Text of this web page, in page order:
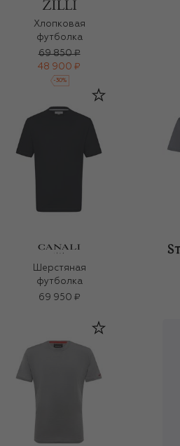
Хлопковая
футболка
69 850 ₽
48 900 ₽
-30%
Шерстяная
футболка
69 950 ₽